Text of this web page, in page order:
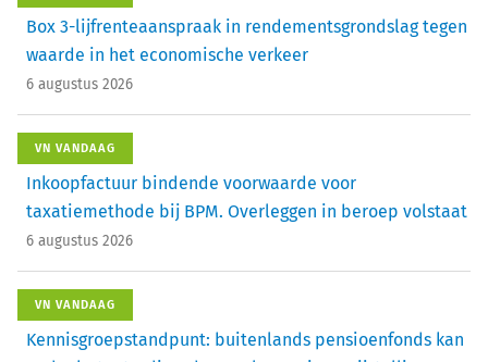
Box 3-lijfrenteaanspraak in rendementsgrondslag tegen
waarde in het economische verkeer
6 augustus 2026
VN VANDAAG
Inkoopfactuur bindende voorwaarde voor
taxatiemethode bij BPM. Overleggen in beroep volstaat
6 augustus 2026
VN VANDAAG
Kennisgroepstandpunt: buitenlands pensioenfonds kan